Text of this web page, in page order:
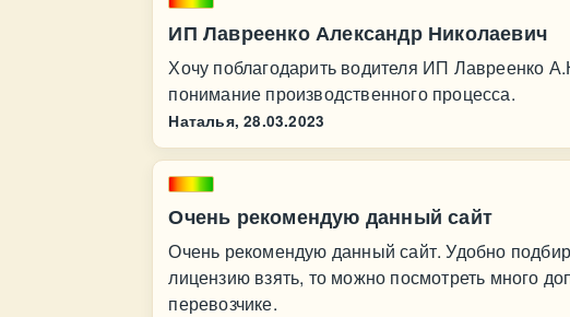
ИП Лавреенко Александр Николаевич
Хочу поблагодарить водителя ИП Лавреенко
понимание производственного процесса.
Наталья, 28.03.2023
Очень рекомендую данный сайт
Очень рекомендую данный сайт. Удобно
лицензию взять, то можно посмотреть много
перевозчике.